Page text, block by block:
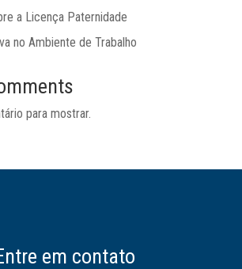
a Licença Paternidade
no Ambiente de Trabalho
para mostrar.
em contato